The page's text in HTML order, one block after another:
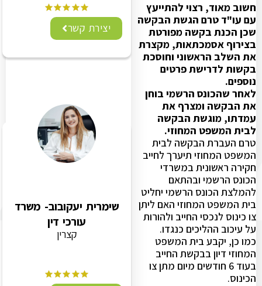
חשוב מאוד, רצוי להתייעץ
עם עו"ד טרם הגשת הבקשה
שכן הכנת בקשה מפורטת
בצירוף אסמכתאות, מקצרת
את השלב הראשוני וחוסכת
בקשות לדרישת פרטים
נוספים.
לאחר שהכונס הרשמי בוחן
את הבקשה ומצרף את
עמדתו, מוגשת הבקשה
לבית המשפט המחוזי.
טרם העברת הבקשה לבית
המשפט המחוזי תיערך לחייב
חקירה ראשונית במשרדי
הכונס הרשמי ובהתאם
להמלצת הכונס הרשמי יחליט
בית המשפט המחוזי האם ליתן
צו כינוס לנכסי החייב ולהורות
על עיכוב ההליכים כנגדו.
כמו כן, יקבע בית המשפט
המחוזי דיון בבקשת החייב
בעוד 6 חודשים מיום מתן צו
הכינוס.
יצירת קשר
שימרית יעקובוב- משרד
עורכי דין
קצרין